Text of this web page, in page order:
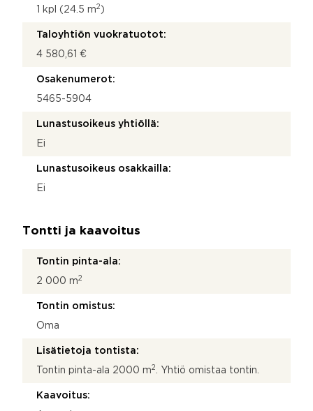
1 kpl (24.5 m2 )
Taloyhtiön vuokratuotot:
4 580,61 €
Osakenumerot:
5465-5904
Lunastusoikeus yhtiöllä:
Ei
Lunastusoikeus osakkailla:
Ei
Tontti ja kaavoitus
Tontin pinta-ala:
2 000 m2
Tontin omistus:
Oma
Lisätietoja tontista:
Tontin pinta-ala 2000 m2 . Yhtiö omistaa tontin.
Kaavoitus: